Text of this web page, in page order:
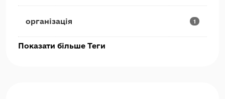
організація 1
Показати більше Теги